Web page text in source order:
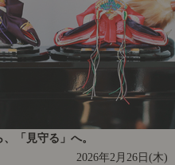
「見守る」へ。
2026年2月26日(木)